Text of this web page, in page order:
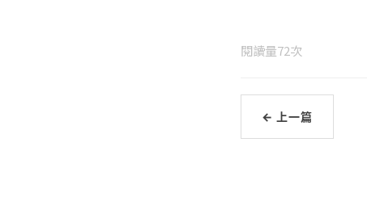
閱讀量72次
← 上一篇